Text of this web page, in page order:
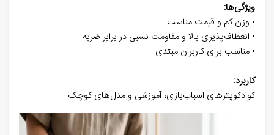
ویژگی‌ها:
• وزن کم و قیمت مناسب
• انعطاف‌پذیری بالا و مقاومت نسبی در برابر ضربه
• مناسب برای کاربران مبتدی
کاربرد:
کوادکوپترهای اسباب‌بازی، آموزشی و مدل‌های کوچک.